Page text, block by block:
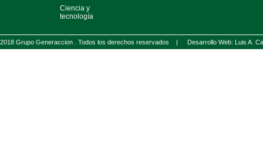
Ciencia y
tecnología
2018 Grupo Generaccion . Todos los derechos reservados | Desarrollo Web: Luis